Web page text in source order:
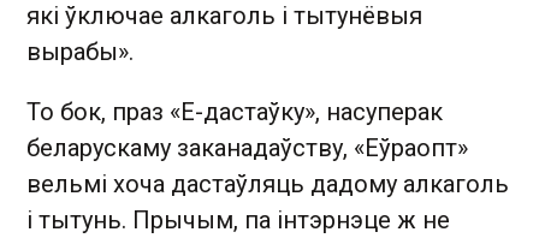
які ўключае алкаголь і тытунёвыя
вырабы».
То бок, праз «Е-дастаўку», насуперак
беларускаму заканадаўству, «Еўраопт»
вельмі хоча дастаўляць дадому алкаголь
і тытунь. Прычым, па інтэрнэце ж не